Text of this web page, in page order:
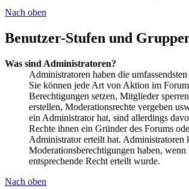
Nach oben
Benutzer-Stufen und
Was sind Administratoren?
Administratoren haben die
Sie können jede Art von Aktion im
Berechtigungen setzen, Mitglieder
erstellen, Moderationsrechte vergeben
ein Administrator hat, sind allerdings
Rechte ihnen ein Gründer des Forums
Administrator erteilt hat. Administratoren
Moderationsberechtigungen haben, wenn
entsprechende Recht erteilt wurde.
Nach oben